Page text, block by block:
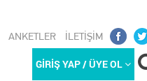
ANKETLER İLETİŞİM
GİRİŞ YAP / ÜYE OL